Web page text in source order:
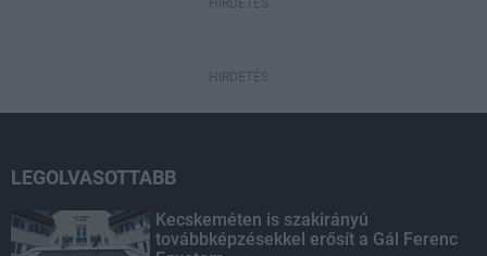
HIRDETÉS
LEGOLVASOTTABB
Kecskeméten is szakirányú
továbbképzésekkel erősít a Gál Ferenc